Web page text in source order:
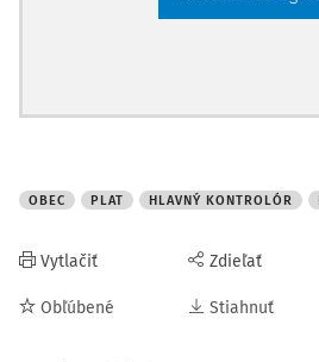
OBEC PLAT HLAVNÝ KONTROLÓR
Vytlačiť
Obľúbené
Zdieľať
Stiahnuť